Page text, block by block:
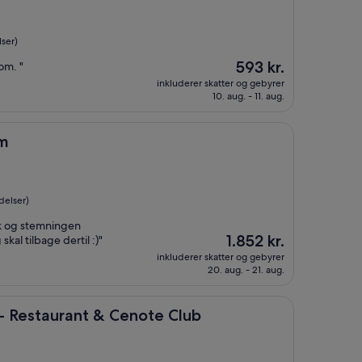
"
Prisen
593 kr.
593 kr.
inkluderer skatter og gebyrer
10. aug. - 11. aug.
og stemningen
tilbage dertil :)"
Prisen
1.852 kr.
1.852 kr.
inkluderer skatter og gebyrer
20. aug. - 21. aug.
Restaurant & Cenote Club
& Cenote Club